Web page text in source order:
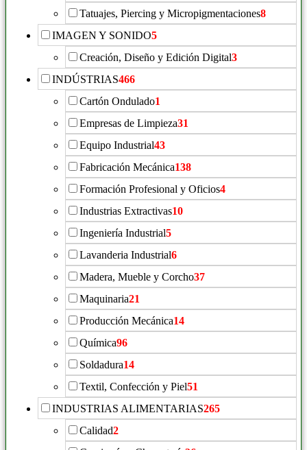
Tatuajes, Piercing y Micropigmentaciones8
IMAGEN Y SONIDO5
Creación, Diseño y Edición Digital3
INDÚSTRIAS466
Cartón Ondulado1
Empresas de Limpieza31
Equipo Industrial43
Fabricación Mecánica138
Formación Profesional y Oficios4
Industrias Extractivas10
Ingeniería Industrial5
Lavanderia Industrial6
Madera, Mueble y Corcho37
Maquinaria21
Producción Mecánica14
Química96
Soldadura14
Textil, Confección y Piel51
INDUSTRIAS ALIMENTARIAS265
Calidad2